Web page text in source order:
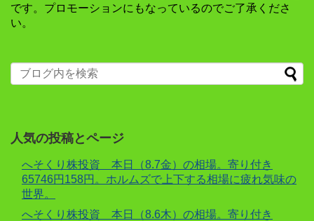
です。プロモーションにもなっているのでご了承くださ
い。
人気の投稿とページ
へそくり株投資 本日（8.7金）の相場。寄り付き
65746円158円。ホルムズで上下する相場に疲れ気味の
世界。
へそくり株投資 本日（8.6木）の相場。寄り付き